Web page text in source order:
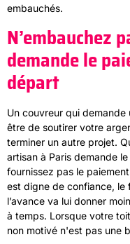
embauchés.
N’embauchez
demande le
départ
Un couvreur qui demande
être de soutirer votre
terminer un autre projet.
artisan à Paris demande
fournissez pas le
est digne de confiance, le
l’avance va lui donner
à temps. Lorsque votre
non motivé n'est pas une